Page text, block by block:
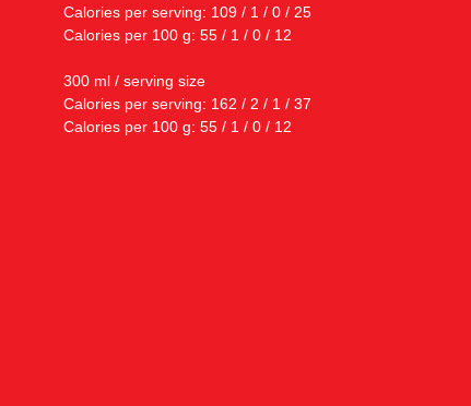
Calories per serving: 109 / 1 / 0 / 25
Calories per 100 g: 55 / 1 / 0 / 12
300 ml / serving size
Calories per serving: 162 / 2 / 1 / 37
Calories per 100 g: 55 / 1 / 0 / 12